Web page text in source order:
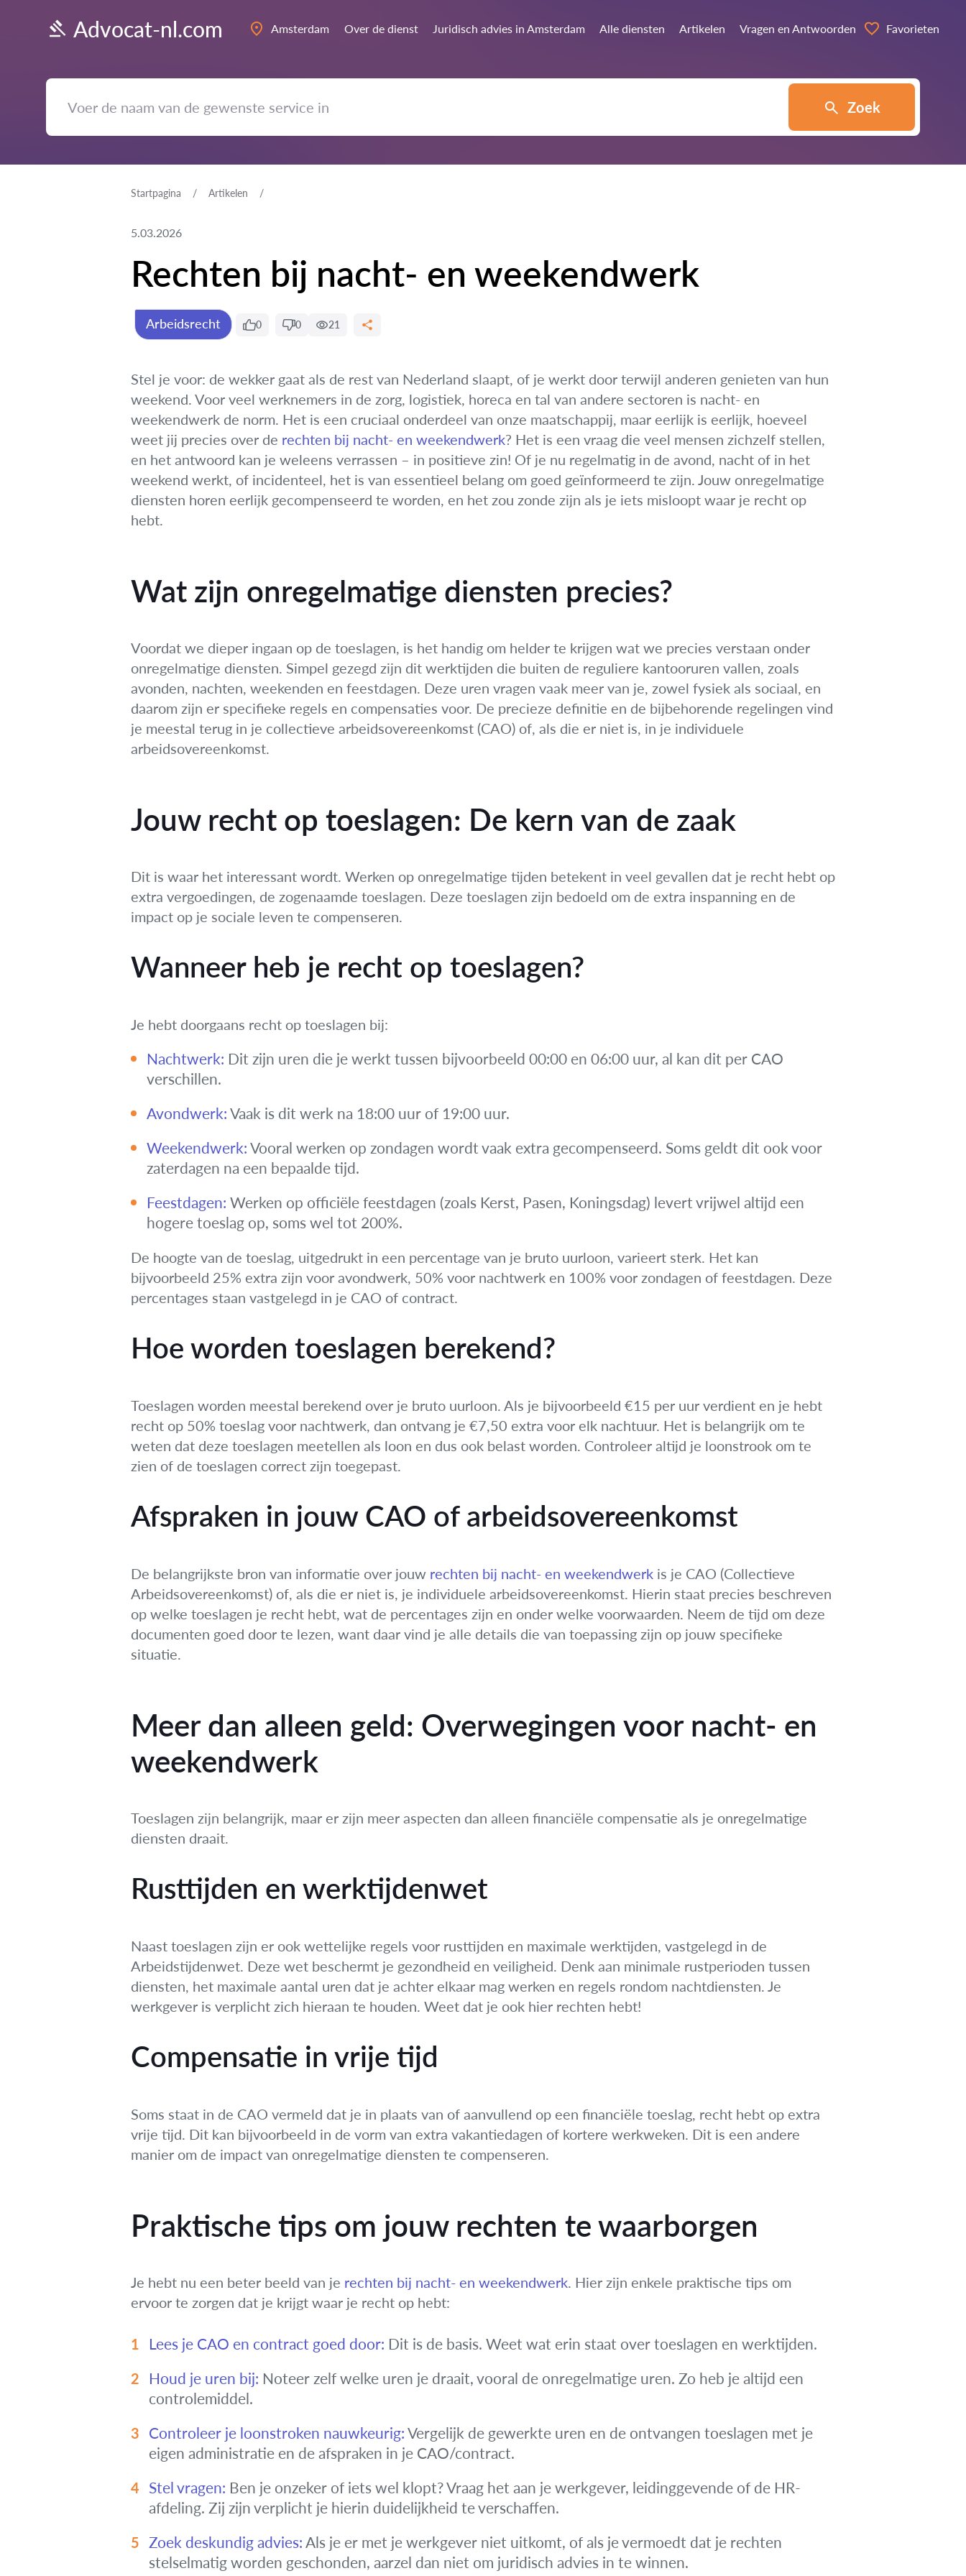
Advocat-nl.com Amsterdam Over de dienst Juridisch advies in Amsterdam Alle diensten Artikelen Vragen en Antwoorden Favorieten
Zoek
Startpagina Artikelen
5.03.2026
Rechten bij nacht- en weekendwerk
Arbeidsrecht 0 0 21
Stel je voor: de wekker gaat als de rest van Nederland slaapt, of je werkt door terwijl anderen genieten van hun
weekend. Voor veel werknemers in de zorg, logistiek, horeca en tal van andere sectoren is nacht- en
weekendwerk de norm. Het is een cruciaal onderdeel van onze maatschappij, maar eerlijk is eerlijk, hoeveel
weet jij precies over de rechten bij nacht- en weekendwerk? Het is een vraag die veel mensen zichzelf stellen,
en het antwoord kan je weleens verrassen – in positieve zin! Of je nu regelmatig in de avond, nacht of in het
weekend werkt, of incidenteel, het is van essentieel belang om goed geïnformeerd te zijn. Jouw onregelmatige
diensten horen eerlijk gecompenseerd te worden, en het zou zonde zijn als je iets misloopt waar je recht op
hebt.
Wat zijn onregelmatige diensten precies?
Voordat we dieper ingaan op de toeslagen, is het handig om helder te krijgen wat we precies verstaan onder
onregelmatige diensten. Simpel gezegd zijn dit werktijden die buiten de reguliere kantooruren vallen, zoals
avonden, nachten, weekenden en feestdagen. Deze uren vragen vaak meer van je, zowel fysiek als sociaal, en
daarom zijn er specifieke regels en compensaties voor. De precieze definitie en de bijbehorende regelingen vind
je meestal terug in je collectieve arbeidsovereenkomst (CAO) of, als die er niet is, in je individuele
arbeidsovereenkomst.
Jouw recht op toeslagen: De kern van de zaak
Dit is waar het interessant wordt. Werken op onregelmatige tijden betekent in veel gevallen dat je recht hebt op
extra vergoedingen, de zogenaamde toeslagen. Deze toeslagen zijn bedoeld om de extra inspanning en de
impact op je sociale leven te compenseren.
Wanneer heb je recht op toeslagen?
Je hebt doorgaans recht op toeslagen bij:
Nachtwerk: Dit zijn uren die je werkt tussen bijvoorbeeld 00:00 en 06:00 uur, al kan dit per CAO
verschillen.
Avondwerk: Vaak is dit werk na 18:00 uur of 19:00 uur.
Weekendwerk: Vooral werken op zondagen wordt vaak extra gecompenseerd. Soms geldt dit ook voor
zaterdagen na een bepaalde tijd.
Feestdagen: Werken op officiële feestdagen (zoals Kerst, Pasen, Koningsdag) levert vrijwel altijd een
hogere toeslag op, soms wel tot 200%.
De hoogte van de toeslag, uitgedrukt in een percentage van je bruto uurloon, varieert sterk. Het kan
bijvoorbeeld 25% extra zijn voor avondwerk, 50% voor nachtwerk en 100% voor zondagen of feestdagen. Deze
percentages staan vastgelegd in je CAO of contract.
Hoe worden toeslagen berekend?
Toeslagen worden meestal berekend over je bruto uurloon. Als je bijvoorbeeld €15 per uur verdient en je hebt
recht op 50% toeslag voor nachtwerk, dan ontvang je €7,50 extra voor elk nachtuur. Het is belangrijk om te
weten dat deze toeslagen meetellen als loon en dus ook belast worden. Controleer altijd je loonstrook om te
zien of de toeslagen correct zijn toegepast.
Afspraken in jouw CAO of arbeidsovereenkomst
De belangrijkste bron van informatie over jouw rechten bij nacht- en weekendwerk is je CAO (Collectieve
Arbeidsovereenkomst) of, als die er niet is, je individuele arbeidsovereenkomst. Hierin staat precies beschreven
op welke toeslagen je recht hebt, wat de percentages zijn en onder welke voorwaarden. Neem de tijd om deze
documenten goed door te lezen, want daar vind je alle details die van toepassing zijn op jouw specifieke
situatie.
Meer dan alleen geld: Overwegingen voor nacht- en
weekendwerk
Toeslagen zijn belangrijk, maar er zijn meer aspecten dan alleen financiële compensatie als je onregelmatige
diensten draait.
Rusttijden en werktijdenwet
Naast toeslagen zijn er ook wettelijke regels voor rusttijden en maximale werktijden, vastgelegd in de
Arbeidstijdenwet. Deze wet beschermt je gezondheid en veiligheid. Denk aan minimale rustperioden tussen
diensten, het maximale aantal uren dat je achter elkaar mag werken en regels rondom nachtdiensten. Je
werkgever is verplicht zich hieraan te houden. Weet dat je ook hier rechten hebt!
Compensatie in vrije tijd
Soms staat in de CAO vermeld dat je in plaats van of aanvullend op een financiële toeslag, recht hebt op extra
vrije tijd. Dit kan bijvoorbeeld in de vorm van extra vakantiedagen of kortere werkweken. Dit is een andere
manier om de impact van onregelmatige diensten te compenseren.
Praktische tips om jouw rechten te waarborgen
Je hebt nu een beter beeld van je rechten bij nacht- en weekendwerk. Hier zijn enkele praktische tips om
ervoor te zorgen dat je krijgt waar je recht op hebt:
Lees je CAO en contract goed door: Dit is de basis. Weet wat erin staat over toeslagen en werktijden.
Houd je uren bij: Noteer zelf welke uren je draait, vooral de onregelmatige uren. Zo heb je altijd een
controlemiddel.
Controleer je loonstroken nauwkeurig: Vergelijk de gewerkte uren en de ontvangen toeslagen met je
eigen administratie en de afspraken in je CAO/contract.
Stel vragen: Ben je onzeker of iets wel klopt? Vraag het aan je werkgever, leidinggevende of de HR-
afdeling. Zij zijn verplicht je hierin duidelijkheid te verschaffen.
Zoek deskundig advies: Als je er met je werkgever niet uitkomt, of als je vermoedt dat je rechten
stelselmatig worden geschonden, aarzel dan niet om juridisch advies in te winnen.